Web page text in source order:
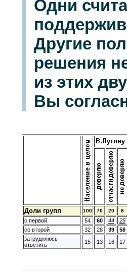
Одни
Другие
решения
из этих
Вы
Доли групп 100 70 20 8
с первой 54 60 44 25
со второй
32 28 39 58
затрудняюсь
ответить
15 13 16 17